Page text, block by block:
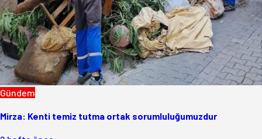
Gündem
Mirza: Kenti temiz tutma ortak sorumluluğumuzdur